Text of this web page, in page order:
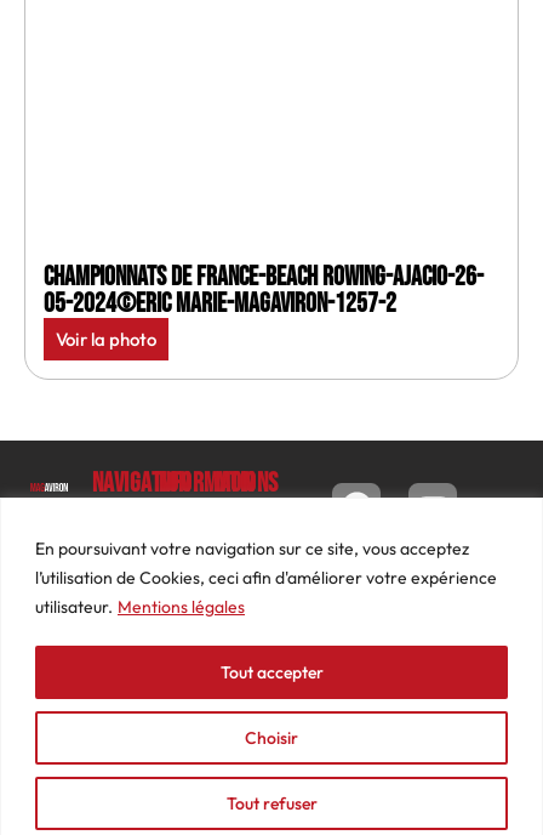
En poursuivant votre navigation sur ce site, vous acceptez
l’utilisation de Cookies, ceci afin d'améliorer votre expérience
utilisateur. Mentions légales
Choisir
Tout refuser
Tout accepter
Championnats de France-Beach rowing-Ajacio-26-
05-2024©Eric Marie-MagAviron-1257-2
Voir la photo
Luc
Barbier
69640
74
87
contact@mediasaviron.fr
Navigation
Le
Magazine
Photos
Actualités
Podcasts
Informations
Conditions
générales
de ventes
Mentions
légales
Mon
Tableau
de bord
Commandes
Adresses
Détails
du
compte